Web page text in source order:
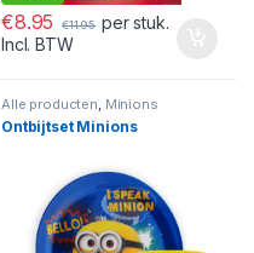
€8.95 €11.95 per stuk.
Incl. BTW
Alle producten, Minions
Ontbijtset Minions